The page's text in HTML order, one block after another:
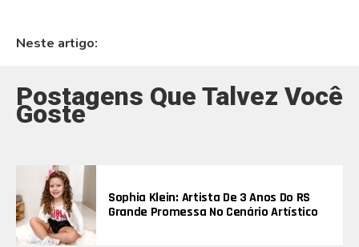
Neste artigo:
Postagens Que Talvez Você
Goste
Sophia Klein: Artista De 3 Anos Do RS
Grande Promessa No Cenário Artístico